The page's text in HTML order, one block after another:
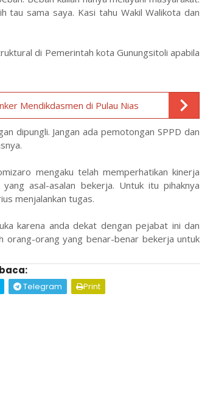
tau sama saya. Kasi tahu Wakil Walikota dan
di Pemerintah kota Gunungsitoli apabila
Mendikdasmen di Pulau Nias
dipungli. Jangan ada pemotongan SPPD dan
mengaku telah memperhatikan kinerja
asal-asalan bekerja. Untuk itu pihaknya
menjalankan tugas.
karena anda dekat dengan pejabat ini dan
orang-orang yang benar-benar bekerja untuk
Telegram Print